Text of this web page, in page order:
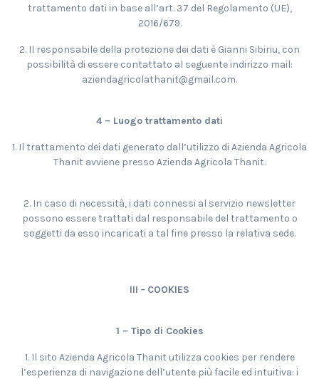
trattamento dati in base all’art. 37 del Regolamento (UE),
2016/679.
2. Il responsabile della protezione dei dati è Gianni Sibiriu, con
possibilità di essere contattato al seguente indirizzo mail:
aziendagricolathanit@gmail.com.
4 – Luogo trattamento dati
1. Il trattamento dei dati generato dall’utilizzo di Azienda Agricola
Thanit avviene presso Azienda Agricola Thanit.
2. In caso di necessità, i dati connessi al servizio newsletter
possono essere trattati dal responsabile del trattamento o
soggetti da esso incaricati a tal fine presso la relativa sede.
III – COOKIES
1 – Tipo di Cookies
1. Il sito Azienda Agricola Thanit utilizza cookies per rendere
l’esperienza di navigazione dell’utente più facile ed intuitiva: i